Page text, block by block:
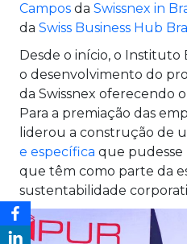
Campos da Swissnex in
da Swiss Business Hub
Desde o início, o Instituto
o desenvolvimento do
da Swissnex oferecendo
Para a premiação das
liderou a construção de
e específica que pudesse
que têm como parte da
sustentabilidade